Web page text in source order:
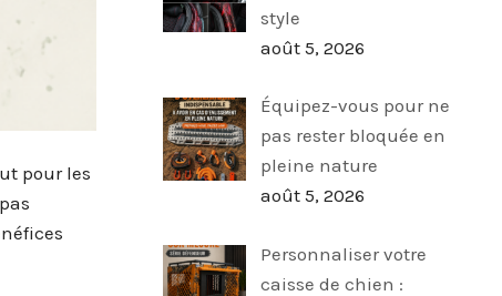
pour les
style
août 5, 2026
Équipez-vous pour ne
pas rester bloquée en
pleine nature
août 5, 2026
Personnaliser votre
caisse de chien :